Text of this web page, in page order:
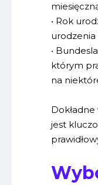
• Rok
urodzenia
•
którym
na
jest